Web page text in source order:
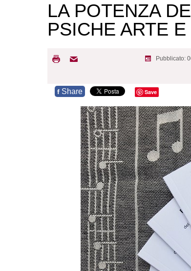
LA POTENZA
PSICHE ARTE
Pubblicato:
f Share Save